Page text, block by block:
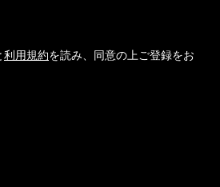
利用規約を読み、同意の上ご登録をお